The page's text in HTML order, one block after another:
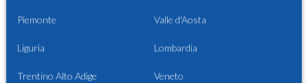
Piemonte Valle d'Aosta
Liguria Lombardia
Trentino Alto Adige Veneto